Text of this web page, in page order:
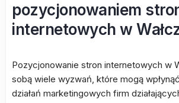
pozycjonowaniem
internetowych w
Pozycjonowanie stron internetowych w
sobą wiele wyzwań, które mogą
działań marketingowych firm